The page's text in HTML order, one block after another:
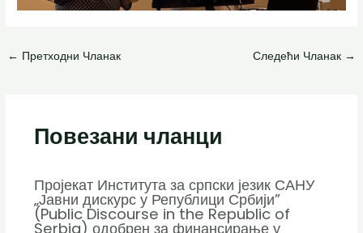
← Претходни Чланак Следећи Чланак →
Повезани чланци
Пројекат Института за српски језик САНУ
„Јавни дискурс у Републици Србији”
(Public Discourse in the Republic of
Serbia) одобрен за финансирање у